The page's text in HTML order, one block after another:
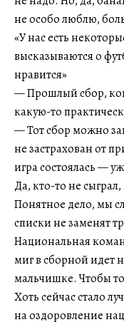
не особо люблю,
«У нас есть
высказываются о
нравится»
— Прошлый сбор,
какую-то
— Тот сбор можно
не застрахован от
игра состоялась —
Да, кто-то не
Понятное дело, мы
списки не заменят
Национальная
миг в сборной идет
мальчишке. Чтобы
Хоть сейчас стало
на оздоровление